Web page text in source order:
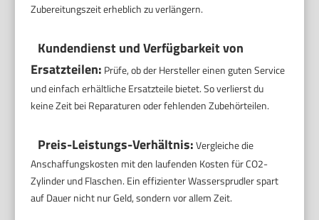
Zubereitungszeit erheblich zu verlängern.
Kundendienst und Verfügbarkeit von
Ersatzteilen: Prüfe, ob der Hersteller einen guten Service
und einfach erhältliche Ersatzteile bietet. So verlierst du
keine Zeit bei Reparaturen oder fehlenden Zubehörteilen.
Preis-Leistungs-Verhältnis:Vergleiche die
Anschaffungskosten mit den laufenden Kosten für CO2-
Zylinder und Flaschen. Ein effizienter Wassersprudler spart
auf Dauer nicht nur Geld, sondern vor allem Zeit.